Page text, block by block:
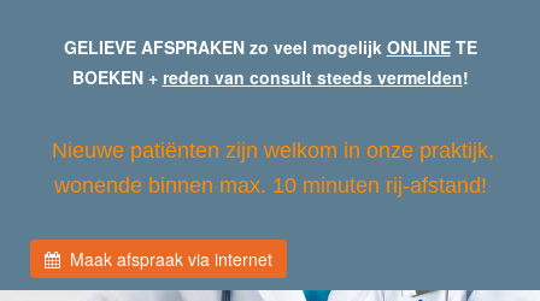
GELIEVE AFSPRAKEN zo veel mogelijk ONLINETE
BOEKEN + reden van consult steeds vermelden!
Nieuwe patiënten zijn welkom in onze praktijk,
wonende binnen max. 10 minuten rij-afstand!
Maak afspraak via internet